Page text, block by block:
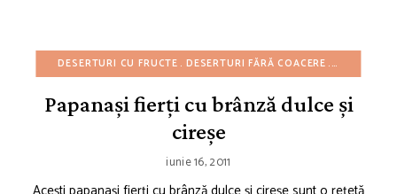
DESERTURI CU FRUCTE DESERTURI FĂRĂ COACERE DESERTURI
Papanași fierți cu brânză dulce și
cireșe
iunie 16, 2011